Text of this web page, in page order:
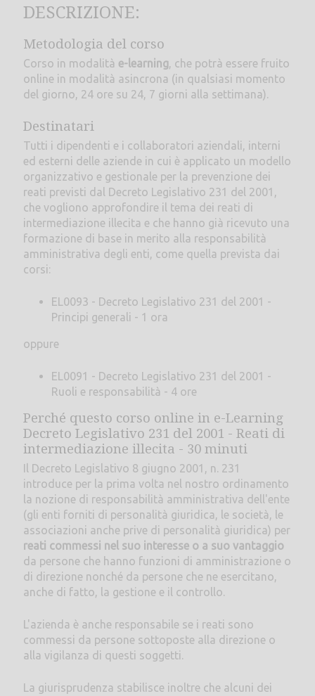
DESCRIZIONE:
Metodologia del corso
Corso in modalità e-learning, che potrà essere fruito
online in modalità asincrona (in qualsiasi momento
del giorno, 24 ore su 24, 7 giorni alla settimana).
Destinatari
Tutti i dipendenti e i collaboratori aziendali, interni
ed esterni delle aziende in cui è applicato un modello
organizzativo e gestionale per la prevenzione dei
reati previsti dal Decreto Legislativo 231 del 2001,
che vogliono approfondire il tema dei reati di
intermediazione illecita e che hanno già ricevuto una
formazione di base in merito alla responsabilità
amministrativa degli enti, come quella prevista dai
corsi:
EL0093 - Decreto Legislativo 231 del 2001 -
Principi generali - 1 ora
oppure
EL0091 - Decreto Legislativo 231 del 2001 -
Ruoli e responsabilità - 4 ore
Perché questo corso online in e-Learning
Decreto Legislativo 231 del 2001 - Reati di
intermediazione illecita - 30 minuti
Il Decreto Legislativo 8 giugno 2001, n. 231
introduce per la prima volta nel nostro ordinamento
la nozione di responsabilità amministrativa dell'ente
(gli enti forniti di personalità giuridica, le società, le
associazioni anche prive di personalità giuridica) per
reati commessi nel suo interesse o a suo vantaggio
da persone che hanno funzioni di amministrazione o
di direzione nonché da persone che ne esercitano,
anche di fatto, la gestione e il controllo.
L'azienda è anche responsabile se i reati sono
commessi da persone sottoposte alla direzione o
alla vigilanza di questi soggetti.
La giurisprudenza stabilisce inoltre che alcuni dei